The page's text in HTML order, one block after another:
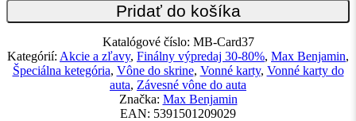
Pridať do košíka
Katalógové číslo: MB-Card37
Kategórií: Akcie a zľavy, Finálny výpredaj 30-80%, Max Benjamin,
Špeciálna ketegória, Vône do skrine, Vonné karty, Vonné karty do
auta, Závesné vône do auta
Značka: Max Benjamin
EAN: 5391501209029